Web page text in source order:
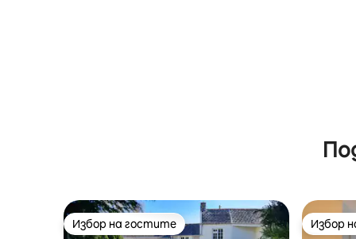
Избор на гостите
Избор на гостите Избор
Избор